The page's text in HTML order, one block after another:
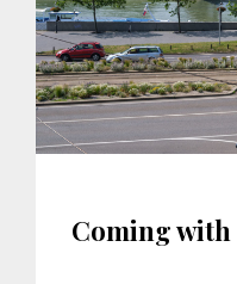
Coming with